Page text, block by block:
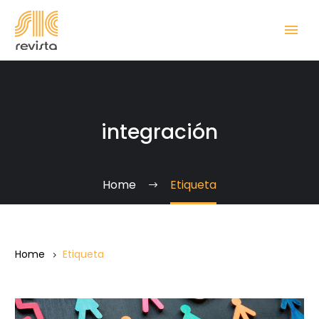
integración
Home Etiqueta
Home Etiqueta
Experiencias